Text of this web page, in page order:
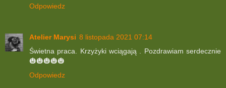
Odpowiedz
Atelier Marysi 8 listopada 2021 07:14
Świetna praca. Krzyżyki wciągają . Pozdrawiam serdecznie
🎃🎃🎃🎃🎃
Odpowiedz